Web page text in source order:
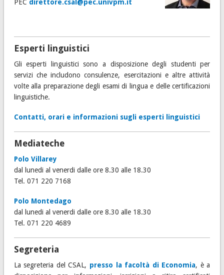
PEC direttore.csal@pec.univpm.it
Esperti linguistici
Gli esperti linguistici sono a disposizione degli studenti per
servizi che includono consulenze, esercitazioni e altre attività
volte alla preparazione degli esami di lingua e delle certificazioni
linguistiche.
Contatti, orari e informazioni sugli esperti linguistici
Mediateche
Polo Villarey
dal lunedi al venerdi dalle ore 8.30 alle 18.30
Tel. 071 220 7168
Polo Montedago
dal lunedi al venerdi dalle ore 8.30 alle 18.30
Tel. 071 220 4689
Segreteria
La segreteria del CSAL, presso la facoltà di Economia, è a